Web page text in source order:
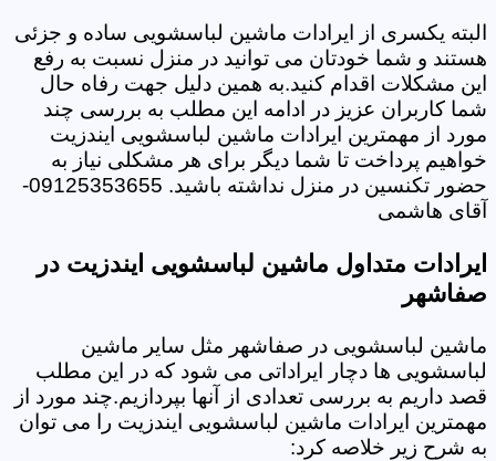
البته یکسری از ایرادات ماشین لباسشویی ساده و جزئی
هستند و شما خودتان می توانید در منزل نسبت به رفع
این مشکلات اقدام کنید.به همین دلیل جهت رفاه حال
شما کاربران عزیز در ادامه این مطلب به بررسی چند
مورد از مهمترین ایرادات ماشین لباسشویی ایندزیت
خواهیم پرداخت تا شما دیگر برای هر مشکلی نیاز به
حضور تکنسین در منزل نداشته باشید. 09125353655-
آقای هاشمی
ایرادات متداول ماشین لباسشویی ایندزیت در
صفاشهر
ماشین لباسشویی در صفاشهر مثل سایر ماشین
لباسشویی ها دچار ایراداتی می شود که در این مطلب
قصد داریم به بررسی تعدادی از آنها بپردازیم.چند مورد از
مهمترین ایرادات ماشین لباسشویی ایندزیت را می توان
به شرح زیر خلاصه کرد: